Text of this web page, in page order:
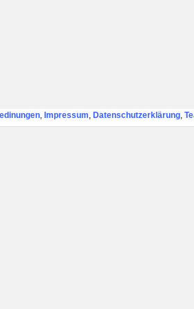
, Impressum, Datenschutzerklärung,